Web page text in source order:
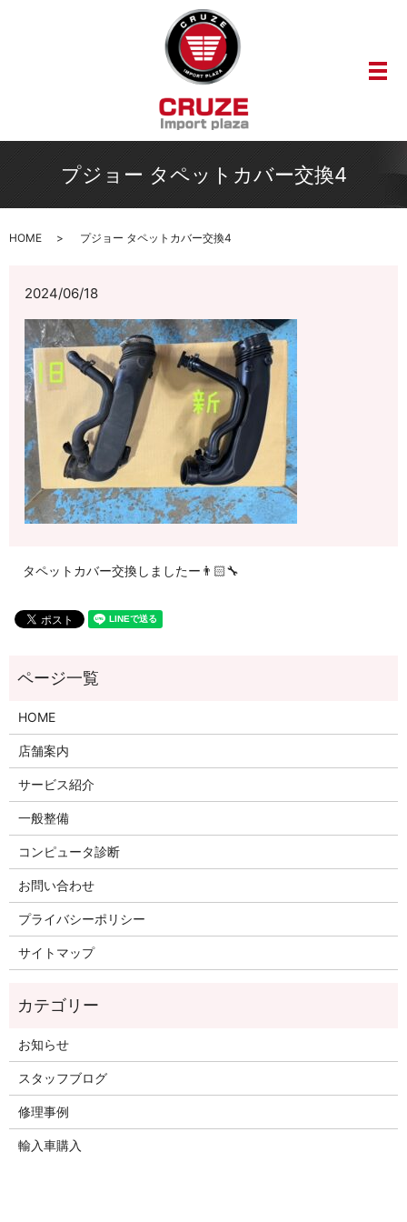
メ
プジョー タペットカバー交換4
HOME プジョー タペットカバー交換4
2024/06/18
タペットカバー交換しましたー👨🏻‍🔧
HOME
店舗案内
サービス紹介
一般整備
コンピュータ診断
お問い合わせ
プライバシーポリシー
サイトマップ
お知らせ
スタッフブログ
修理事例
輸入車購入